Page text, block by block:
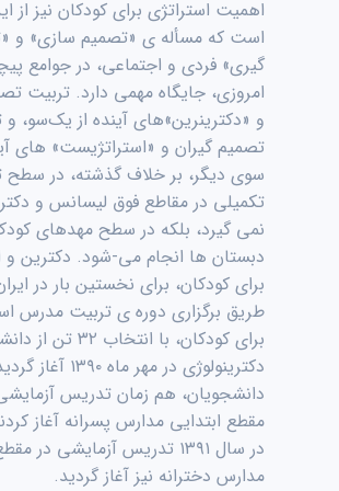
اهمیت استراتژی برای کودکان نیز از
است که مسأله ی «تصمیم سازی» و
گیری» فردی و اجتماعی، در جوامع
امروزی، جایگاه مهمی دارد. تربیت
و «دکترینرین»های آینده از یک‌سو، و
تصمیم گیران و «استراتژیست» های
سوی دیگر، بر خلاف گذشته، در سطح
تکمیلی در مقاطع فوق لیسانس و
نمی گیرد، بلکه در سطح مهدهای
دبستان ها انجام می-شود. دکترین و
برای کودکان، برای نخستین بار در ایران،
طریق برگزاری دوره ی تربیت مدرس
برای کودکان، با انتخاب ۳۲ تن
دکترینولوژی در مهر ماه ۱۳۹۰
دانشجویان، هم زمان تدریس آزمایشی
مقطع ابتدایی مدارس پسرانه آغاز
در سال ۱۳۹۱ تدریس آزمایشی در
مدارس دخترانه نیز آغاز گردید.